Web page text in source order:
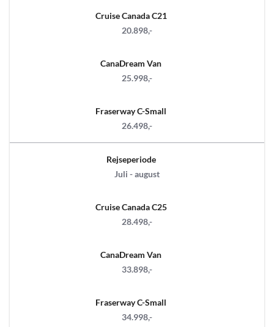
Cruise Canada C21
20.898,-
CanaDream Van
25.998,-
Fraserway C-Small
26.498,-
Rejseperiode
Juli - august
Cruise Canada C25
28.498,-
CanaDream Van
33.898,-
Fraserway C-Small
34.998,-